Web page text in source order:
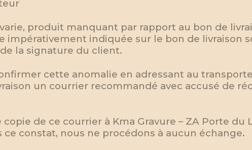
produit manquant par rapport au bon de
impérativement indiquée sur le bon de livraison
de la signature du client.
cette anomalie en adressant au
un courrier recommandé avec accusé de
de ce courrier à Kma Gravure – ZA Porte du
ce constat, nous ne procédons à aucun échange.